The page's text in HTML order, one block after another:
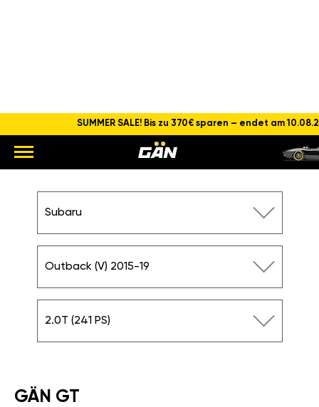
Subaru
Outback (V) 2015-
Subaru
Outback (V) 2015-19
2.0T (241 PS)
GÄN GT